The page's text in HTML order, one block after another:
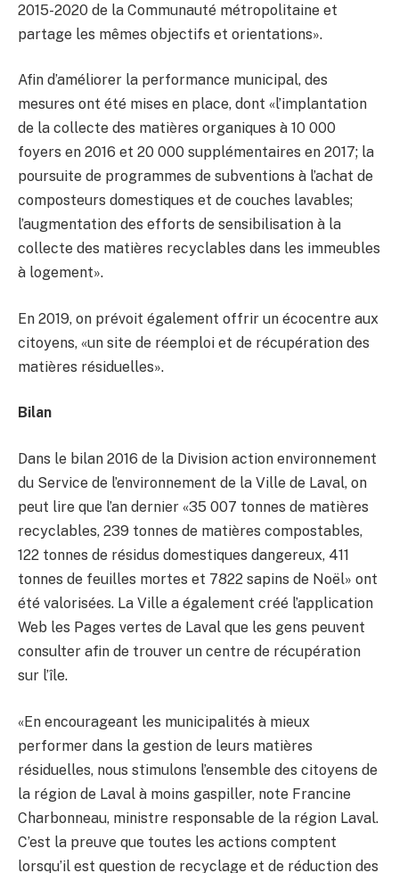
2015-2020 de la Communauté métropolitaine et
partage les mêmes objectifs et orientations».
Afin d’améliorer la performance municipal, des
mesures ont été mises en place, dont «l’implantation
de la collecte des matières organiques à 10 000
foyers en 2016 et 20 000 supplémentaires en 2017; la
poursuite de programmes de subventions à l’achat de
composteurs domestiques et de couches lavables;
l’augmentation des efforts de sensibilisation à la
collecte des matières recyclables dans les immeubles
à logement».
En 2019, on prévoit également offrir un écocentre aux
citoyens, «un site de réemploi et de récupération des
matières résiduelles».
Bilan
Dans le bilan 2016 de la Division action environnement
du Service de l’environnement de la Ville de Laval, on
peut lire que l’an dernier «35 007 tonnes de matières
recyclables, 239 tonnes de matières compostables,
122 tonnes de résidus domestiques dangereux, 411
tonnes de feuilles mortes et 7822 sapins de Noël» ont
été valorisées. La Ville a également créé l’application
Web les Pages vertes de Laval que les gens peuvent
consulter afin de trouver un centre de récupération
sur l’île.
«En encourageant les municipalités à mieux
performer dans la gestion de leurs matières
résiduelles, nous stimulons l’ensemble des citoyens de
la région de Laval à moins gaspiller, note Francine
Charbonneau, ministre responsable de la région Laval.
C’est la preuve que toutes les actions comptent
lorsqu’il est question de recyclage et de réduction des